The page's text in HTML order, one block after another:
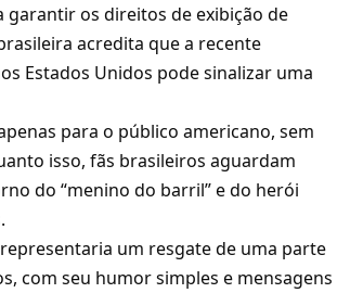
garantir os direitos de exibição de
acredita que a recente
Estados Unidos pode sinalizar uma
para o público americano, sem
isso, fãs brasileiros aguardam
do “menino do barril” e do herói
representaria um resgate de uma parte
com seu humor simples e mensagens